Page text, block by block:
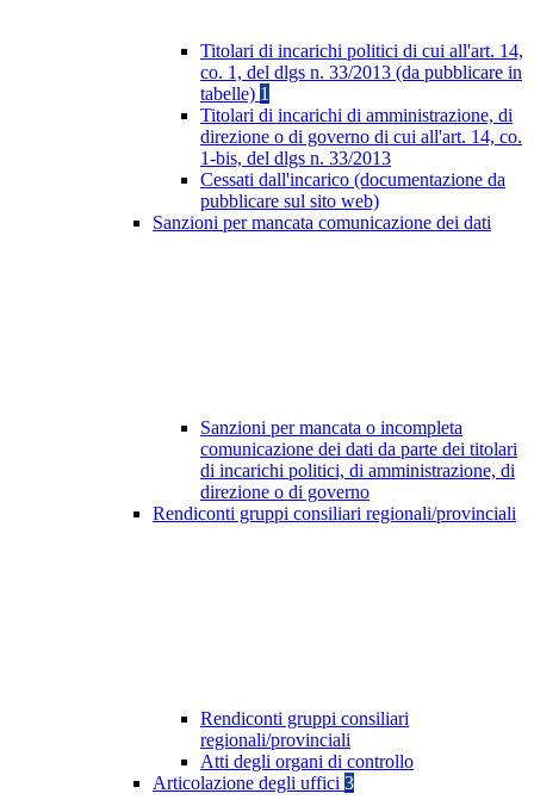
Titolari di incarichi politici di cui all'art. 14,
co. 1, del dlgs n. 33/2013 (da pubblicare in
tabelle) 1
Titolari di incarichi di amministrazione, di
direzione o di governo di cui all'art. 14, co.
1-bis, del dlgs n. 33/2013
Cessati dall'incarico (documentazione da
pubblicare sul sito web)
Sanzioni per mancata comunicazione dei dati
Sanzioni per mancata o incompleta
comunicazione dei dati da parte dei titolari
di incarichi politici, di amministrazione, di
direzione o di governo
Rendiconti gruppi consiliari regionali/provinciali
Rendiconti gruppi consiliari
regionali/provinciali
Atti degli organi di controllo
Articolazione degli uffici 3